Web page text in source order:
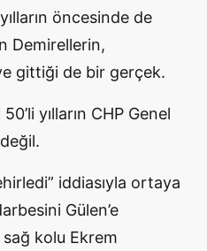
öncesinde de
Demirellerin,
gittiği de bir gerçek.
yılların CHP Genel
iddiasıyla ortaya
Gülen’e
kolu Ekrem